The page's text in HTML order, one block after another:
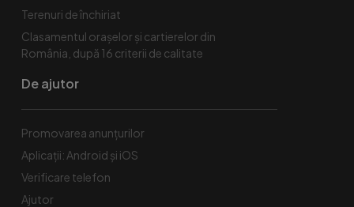
Terenuri de închiriat
Clasamentul orașelor și cartierelor din
România, după 16 criterii de calitate
De ajutor
Promovarea anunțurilor
Aplicații: Android și iOS
Verificare telefon
Ajutor